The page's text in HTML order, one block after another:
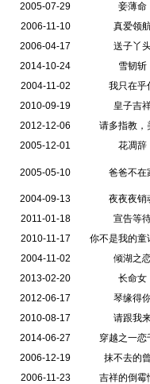
2005-07-29
妾薄命
2006-11-10
真爱领
2006-04-17
送子丫
2014-10-24
雪韧斩
2004-11-02
我只在乎
2010-09-19
皇子吉
2012-12-06
请多指教，
2005-12-01 花凋辞
2005-05-10 爸爸不在
2004-09-13
夜夜夜销
2011-01-18
宣告等
2010-11-17
你不是我的童
2004-11-02
倾湖之
2013-02-20
长命女
2012-06-17
琴缘得
2010-08-17
请跟我
2014-06-27
穿越之一恋
2006-12-19
抹不去的
2006-11-23
吉祥的倒霉